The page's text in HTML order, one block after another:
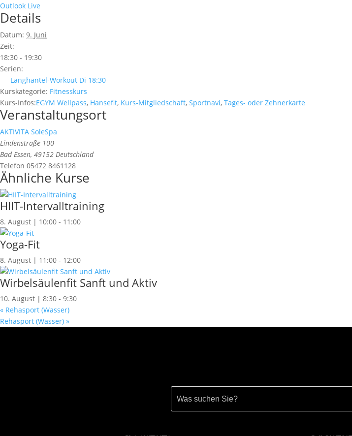
Outlook Live
Details
Datum: 9. Juni
Zeit:
18:30 - 19:30
Serien:
Langhantel-Workout Di 18:30
Kurskategorie: Fitnesskurs
Kurs-Infos:EGYM Wellpass, Hansefit, Kurs-Mitgliedschaft, Sportnavi, Tages- oder Zehnerkarte
Veranstaltungsort
AKTIVITA SoleSpa
Lindenstraße 100
Bad Essen, 49152 Deutschland
Telefon 05472 8461128
Ähnliche Kurse
HIIT-Intervalltraining
8. August | 10:00 - 11:00
Yoga-Fit
8. August | 11:00 - 12:00
Wirbelsäulenfit Sanft und Aktiv
10. August | 8:30 - 9:30
« Rehasport (Wasser)
Rehasport (Wasser) »